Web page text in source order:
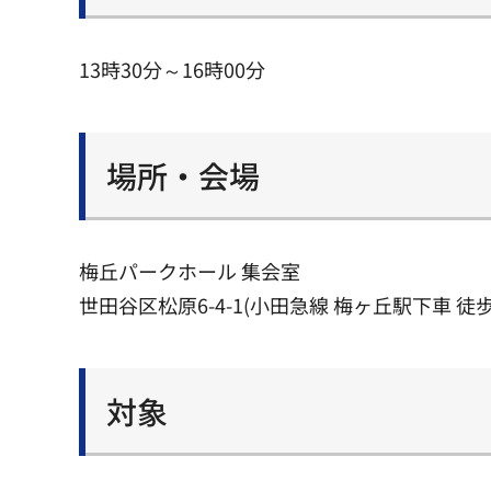
13時30分～16時00分
場所・会場
梅丘パークホール 集会室
世田谷区松原6-4-1(小田急線 梅ヶ丘駅下車 徒
対象